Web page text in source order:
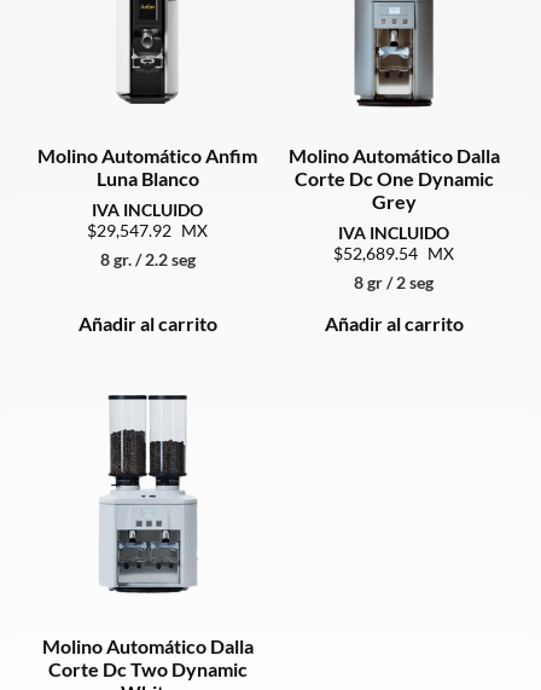
Molino Automático Anfim
Luna Blanco
29,547.92
8 gr. / 2.2 seg
Añadir al carrito
Molino Automático Dalla
Corte Dc One Dynamic
Grey
52,689.54
8 gr / 2 seg
Añadir al carrito
Molino Automático Dalla
Corte Dc Two Dynamic